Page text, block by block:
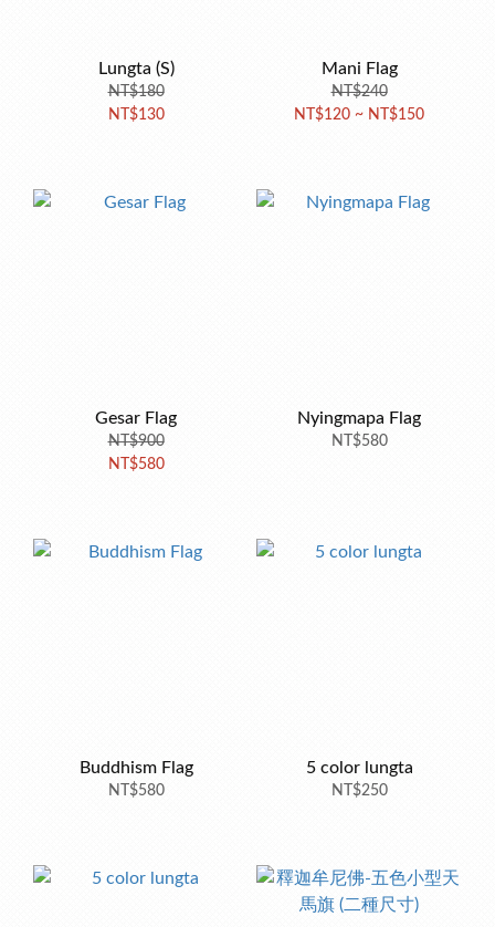
Lungta (S)
NT$180
NT$130
Mani Flag
NT$240
NT$120 ~ NT$150
Gesar Flag
NT$900
NT$580
Nyingmapa Flag
NT$580
Buddhism Flag
NT$580
5 color lungta
NT$250